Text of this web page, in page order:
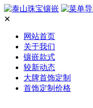
✕
网站首页
关于我们
镶嵌款式
较新动态
大牌首饰定制
首饰定制价格